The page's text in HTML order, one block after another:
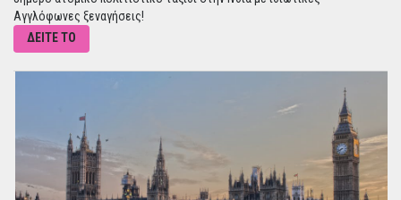
Αγγλόφωνες ξεναγήσεις!
ΔΕΙΤΕ ΤΟ